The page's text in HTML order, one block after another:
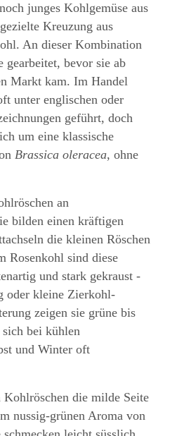
junges Kohlgemüse aus
Kreuzung aus
An dieser Kombination
gearbeitet, bevor sie ab
Markt kam. Im Handel
unter englischen oder
geführt, doch
um eine klassische
Brassica oleracea, ohne
an
bilden einen kräftigen
die kleinen Röschen
Rosenkohl sind diese
und stark gekraust -
oder kleine Zierkohl-
zeigen sie grüne bis
bei kühlen
und Winter oft
die milde Seite
nussig-grünen Aroma von